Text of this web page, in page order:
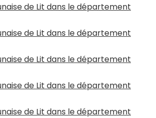
de Lit dans le département
de Lit dans le département
de Lit dans le département
de Lit dans le département
de Lit dans le département